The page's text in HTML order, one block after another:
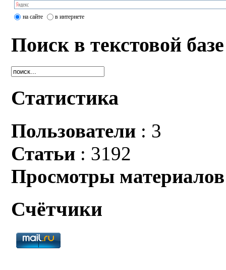
на сайте в интернете
Поиск в текстовой базе
Статистика
Пользователи : 3
Статьи : 3192
Просмотры материалов
Счётчики